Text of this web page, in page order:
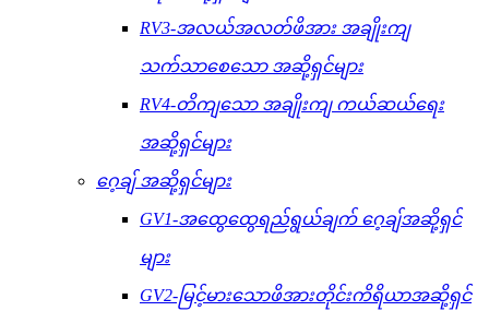
RV3-အလယ်အလတ်ဖိအား အချိုးကျ
သက်သာစေသော အဆို့ရှင်များ
RV4-တိကျသော အချိုးကျ ကယ်ဆယ်ရေး
အဆို့ရှင်များ
ဂေ့ချ် အဆို့ရှင်များ
GV1-အထွေထွေရည်ရွယ်ချက် ဂေ့ချ်အဆို့ရှင်
များ
GV2-မြင့်မားသောဖိအားတိုင်းကိရိယာအဆို့ရှင်